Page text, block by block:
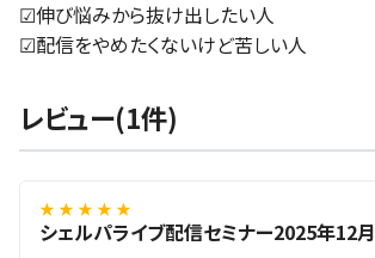
☑伸び悩みから抜け出したい人
☑配信をやめたくないけど苦しい人
レビュー(1件)
★ ★ ★ ★ ★
シェルパライブ配信セミナー2025年12月